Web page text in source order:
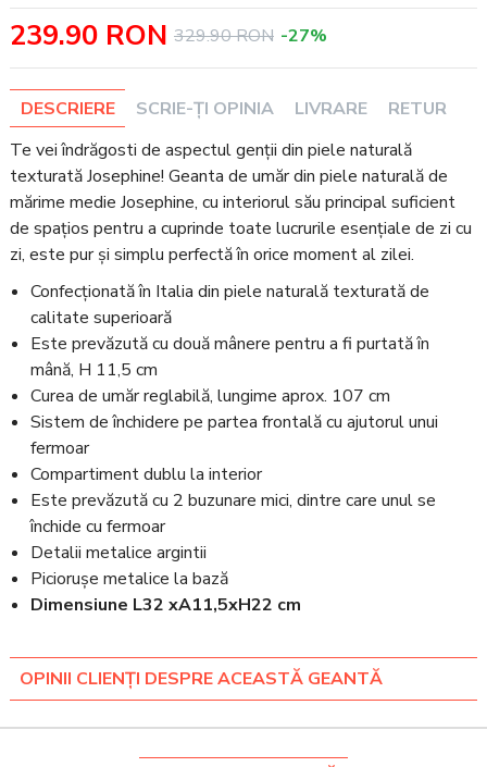
DESCRIERE SCRIE-ȚI OPINIA LIVRARE
RETUR
Te vei îndrăgosti de aspectul genții din piele naturală
texturată Josephine! Geanta de umăr din piele naturală de
mărime medie Josephine, cu interiorul său principal suficient
de spațios pentru a cuprinde toate lucrurile esențiale de zi cu
zi, este pur și simplu perfectă în orice moment al zilei.
Confecționată în Italia din piele naturală texturată de
calitate superioară
Este prevăzută cu două mânere pentru a fi purtată în
mână, H 11,5 cm
Curea de umăr reglabilă, lungime aprox. 107 cm
Sistem de închidere pe partea frontală cu ajutorul unui
fermoar
Compartiment dublu la interior
Este prevăzută cu 2 buzunare mici, dintre care unul se
închide cu fermoar
Detalii metalice argintii
Piciorușe metalice la bază
Dimensiune L32 xA11,5xH22 cm
239.90 RON 329.90 RON -27%
OPINII CLIENȚI DESPRE ACEASTĂ GEANTĂ